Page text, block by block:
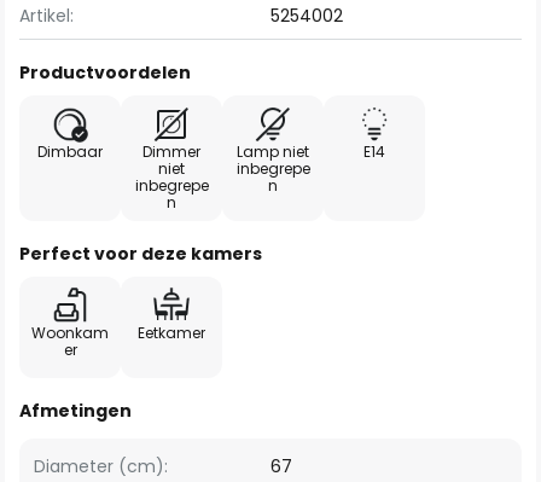
Artikel: 5254002
Productvoordelen
Dimbaar
Dimmer
niet
inbegrepe
n
Lamp niet
inbegrepe
n
E14
Perfect voor deze kamers
Woonkam
er
Eetkamer
Afmetingen
Diameter (cm): 67